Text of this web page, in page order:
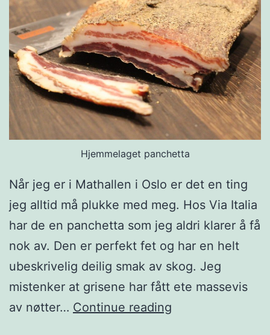
n
p
ø
l
s
e
m
d
v
a
k
t
e
l
Hjemmelaget panchetta
Når jeg er i Mathallen i Oslo er det en ting
jeg alltid må plukke med meg. Hos Via Italia
har de en panchetta som jeg aldri klarer å få
nok av. Den er perfekt fet og har en helt
ubeskrivelig deilig smak av skog. Jeg
mistenker at grisene har fått ete massevis
av nøtter… Continue reading